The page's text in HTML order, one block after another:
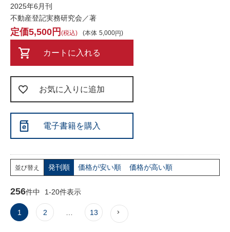
2025年6月刊
不動産登記実務研究会／著
本体 5,000
5,500 税込
カートに入れる
お気に入りに追加
電子書籍を購入
並び替え 発刊順 価格が安い順 価格が高い順
256件中 1-20件表示
1 2 13